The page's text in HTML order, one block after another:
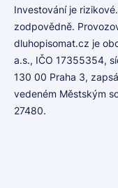
Investování je
zodpovědně.
dluhopisomat.cz je
a.s., IČO 17355354,
130 00 Praha 3,
vedeném Městským
27480.